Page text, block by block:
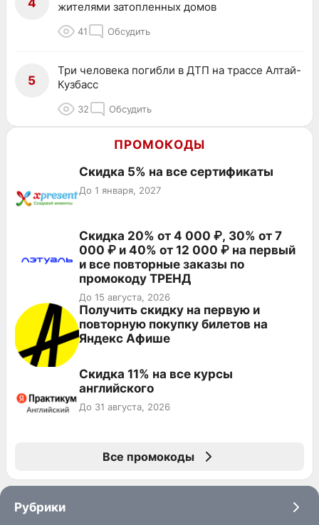
жителями затопленных домов
41 Обсудить
5
Три человека погибли в ДТП на трассе Алтай-
Кузбасс
32 Обсудить
ПРОМОКОДЫ
Скидка 5% на все сертификаты
До 1 января, 2027
Скидка 20% от 4 000 ₽, 30% от 7
000 ₽ и 40% от 12 000 ₽ на первый
и все повторные заказы по
промокоду ТРЕНД
До 15 августа, 2026
Получить скидку на первую и
повторную покупку билетов на
Яндекс Афише
Скидка 11% на все курсы
английского
До 31 августа, 2026
Все промокоды
Рубрики